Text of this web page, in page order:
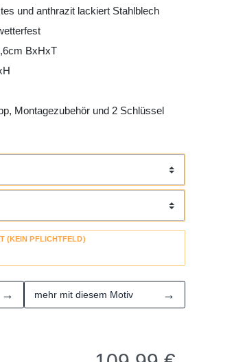
und anthrazit lackiert Stahlblech
BxHxT
Montagezubehör und 2 Schlüssel
(KEIN PFLICHTFELD)
→ mehr mit diesem Motiv →